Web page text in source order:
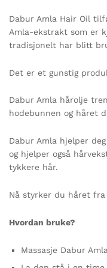
Dabur Amla Hair Oil
Amla-ekstrakt som er
tradisjonelt har blitt
Det er et gunstig
Dabur Amla hårolje
hodebunnen og håret
Dabur Amla hjelper
og hjelper også
tykkere hår.
Nå styrker du håret
Hvordan bruke?
Massasje Dabur